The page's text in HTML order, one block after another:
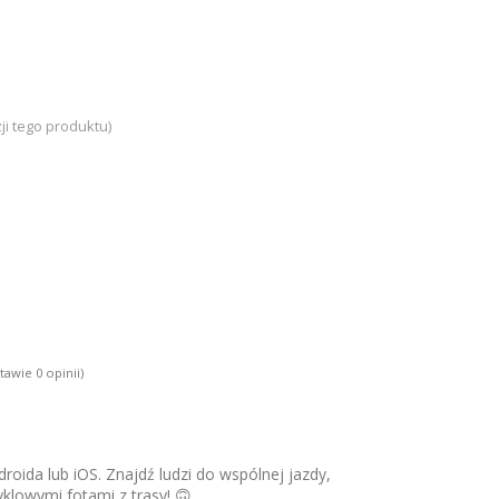
tego produktu)
0 opinii)
lub iOS. Znajdź ludzi do wspólnej jazdy,